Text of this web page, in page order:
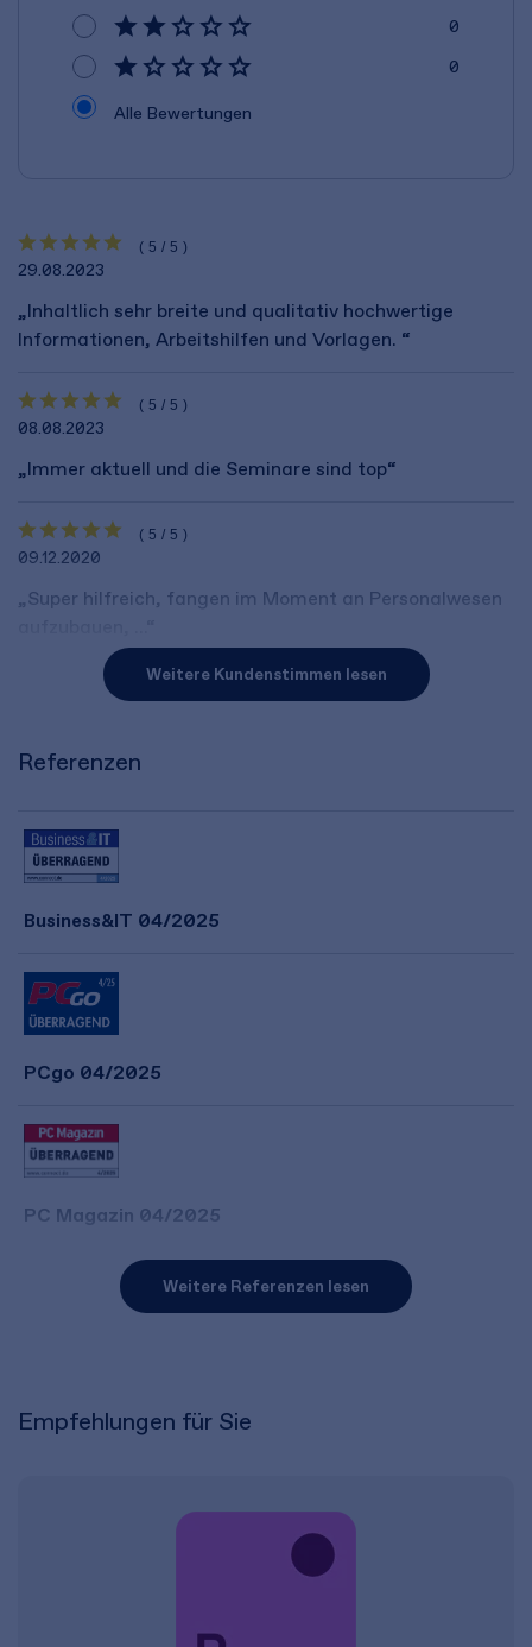
0
0
Alle Bewertungen
(5/5)
29.08.2023
„Inhaltlich sehr breite und qualitativ hochwertige
Informationen, Arbeitshilfen und Vorlagen. “
(5/5)
08.08.2023
„Immer aktuell und die Seminare sind top“
(5/5)
09.12.2020
„Super hilfreich, fangen im Moment an Personalwesen
Weitere Kundenstimmen lesen
Referenzen
Business&IT 04/2025
PCgo 04/2025
PC Magazin 04/2025
Weitere Referenzen lesen
Empfehlungen für Sie